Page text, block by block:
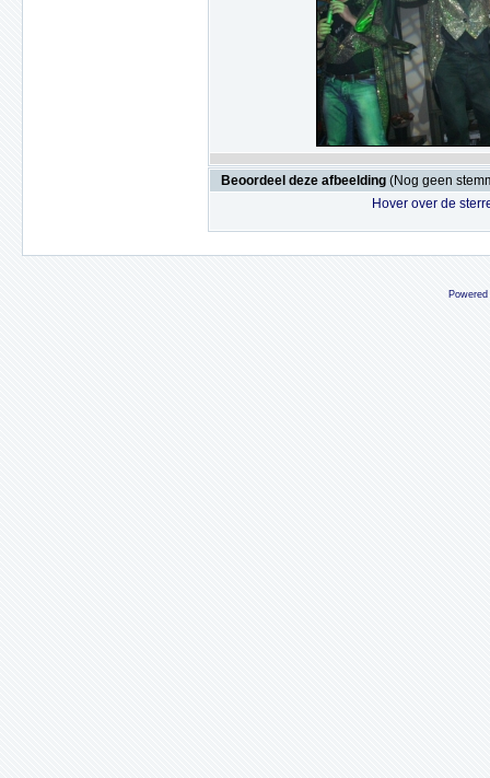
Beoordeel deze afbeelding (Nog geen
Hover over de